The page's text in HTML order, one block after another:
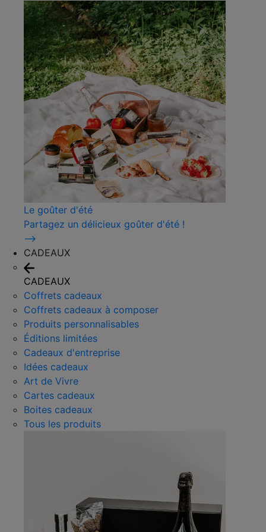
Le goûter d'été
Partagez un délicieux goûter d'été !
⟶
CADEAUX
CADEAUX
Coffrets cadeaux
Coffrets cadeaux à composer
Produits personnalisables
Éditions limitées
Cadeaux d'entreprise
Idées cadeaux
Art de Vivre
Cartes cadeaux
Boites cadeaux
Tous les produits